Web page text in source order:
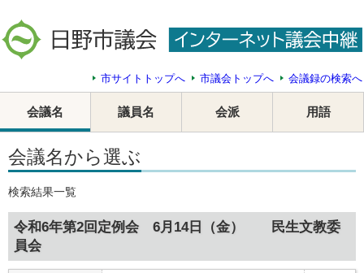
市サイトトップへ 市議会トップへ 会議録の検索へ
会議名 議員名 会派 用語
会議名から選ぶ
検索結果一覧
令和6年第2回定例会 6月14日（金） 民生文教委
員会